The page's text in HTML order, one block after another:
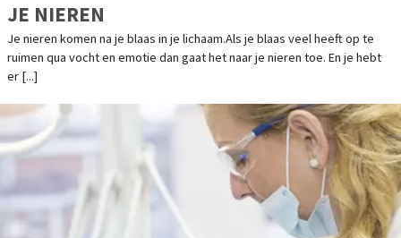
JE NIEREN
Je nieren komen na je blaas in je lichaam.Als je blaas veel heeft op te
ruimen qua vocht en emotie dan gaat het naar je nieren toe. En je hebt
er [...]